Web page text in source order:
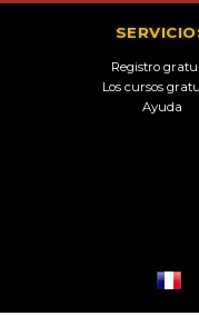
Registro
Los cursos
Ayuda